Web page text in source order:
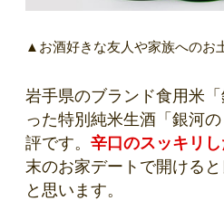
▲お酒好きな友人や家族へのお
岩手県のブランド食用米
った特別純米生酒「銀河
評です。 辛口のスッキリ
末のお家デートで開ける
と思います。